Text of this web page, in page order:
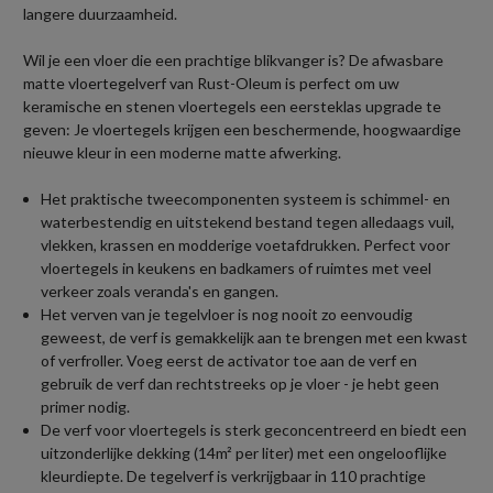
langere duurzaamheid.
Wil je een vloer die een prachtige blikvanger is? De afwasbare
matte vloertegelverf van Rust-Oleum is perfect om uw
keramische en stenen vloertegels een eersteklas upgrade te
geven: Je vloertegels krijgen een beschermende, hoogwaardige
nieuwe kleur in een moderne matte afwerking.
Het praktische tweecomponenten systeem is schimmel- en
waterbestendig en uitstekend bestand tegen alledaags vuil,
vlekken, krassen en modderige voetafdrukken. Perfect voor
vloertegels in keukens en badkamers of ruimtes met veel
verkeer zoals veranda's en gangen.
Het verven van je tegelvloer is nog nooit zo eenvoudig
geweest, de verf is gemakkelijk aan te brengen met een kwast
of verfroller. Voeg eerst de activator toe aan de verf en
gebruik de verf dan rechtstreeks op je vloer - je hebt geen
primer nodig.
De verf voor vloertegels is sterk geconcentreerd en biedt een
uitzonderlijke dekking (14m² per liter) met een ongelooflijke
kleurdiepte. De tegelverf is verkrijgbaar in 110 prachtige